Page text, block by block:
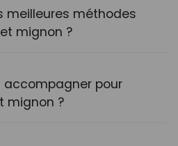
meilleures méthodes
mignon ?
accompagner pour
mignon ?